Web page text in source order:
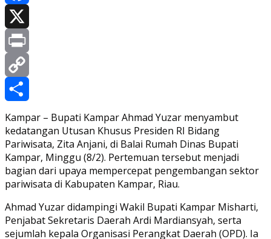
Facebook
X
Print
Copy
Link
Share
Kampar – Bupati Kampar Ahmad Yuzar menyambut
kedatangan Utusan Khusus Presiden RI Bidang
Pariwisata, Zita Anjani, di Balai Rumah Dinas Bupati
Kampar, Minggu (8/2). Pertemuan tersebut menjadi
bagian dari upaya mempercepat pengembangan sektor
pariwisata di Kabupaten Kampar, Riau.
Ahmad Yuzar didampingi Wakil Bupati Kampar Misharti,
Penjabat Sekretaris Daerah Ardi Mardiansyah, serta
sejumlah kepala Organisasi Perangkat Daerah (OPD). Ia